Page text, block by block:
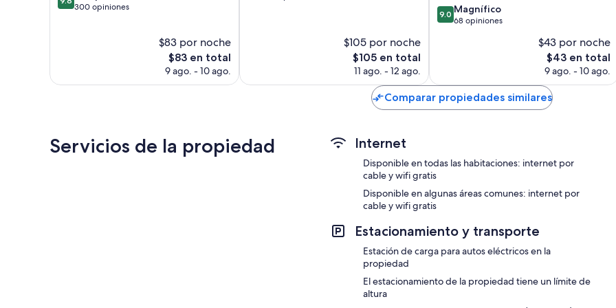
de 300 opiniones
$83 por noche
El
precio
$83 en total
9 ago. - 10 ago.
$105 por noche
El
precio
$105 en total
11 ago. - 12 ago.
9.0
de
9.0 Magnífico
68 opiniones
$43 por noche
El
precio
es
de
$43 en total
9 ago. - 10 ago.
Comparar propiedades similares
Servicios de la propiedad Internet
Disponible en todas las habitaciones: internet por
cable y wifi gratis
Disponible en algunas áreas comunes: internet por
cable y wifi gratis
Estacionamiento y transporte
Estación de carga para autos eléctricos en la
propiedad
El estacionamiento de la propiedad tiene un límite de
altura